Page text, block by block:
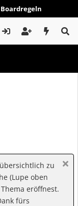
Boardregeln
zu
(Lupe oben
eröffnest.
fürs